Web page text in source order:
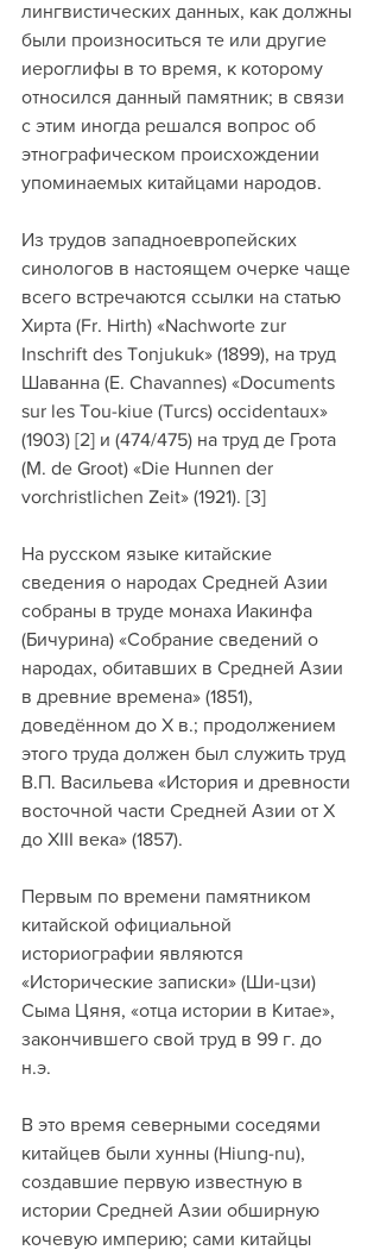
лингвистических данных, как должны
были произноситься те или другие
иероглифы в то время, к которому
относился данный памятник; в связи
с этим иногда решался вопрос об
этнографическом происхождении
упоминаемых китайцами народов.
Из трудов западноевропейских
синологов в настоящем очерке чаще
всего встречаются ссылки на статью
Хирта (Fr. Hirth) «Nachworte zur
Inschrift des Tonjukuk» (1899), на труд
Шаванна (Е. Chavannes) «Documents
sur les Tou-kiue (Turcs) occidentaux»
(1903) [2] и (474/475) на труд де Грота
(М. de Groot) «Die Hunnen der
vorchristlichen Zeit» (1921). [3]
На русском языке китайские
сведения о народах Средней Азии
собраны в труде монаха Иакинфа
(Бичурина) «Собрание сведений о
народах, обитавших в Средней Азии
в древние времена» (1851),
доведённом до X в.; продолжением
этого труда должен был служить труд
В.П. Васильева «История и древности
восточной части Средней Азии от X
до XIII века» (1857).
Первым по времени памятником
китайской официальной
историографии являются
«Исторические записки» (Ши-цзи)
Сыма Цяня, «отца истории в Китае»,
закончившего свой труд в 99 г. до
н.э.
В это время северными соседями
китайцев были хунны (Hiung-nu),
создавшие первую известную в
истории Средней Азии обширную
кочевую империю; сами китайцы